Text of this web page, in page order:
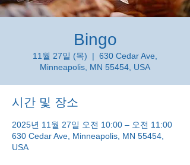
Bingo
11월 27일 (목)
  |
630 Cedar Ave,
Minneapolis, MN 55454, USA
시간 및 장소
2025년 11월 27일 오전 10:00 – 오전 11:00
630 Cedar Ave, Minneapolis, MN 55454,
USA